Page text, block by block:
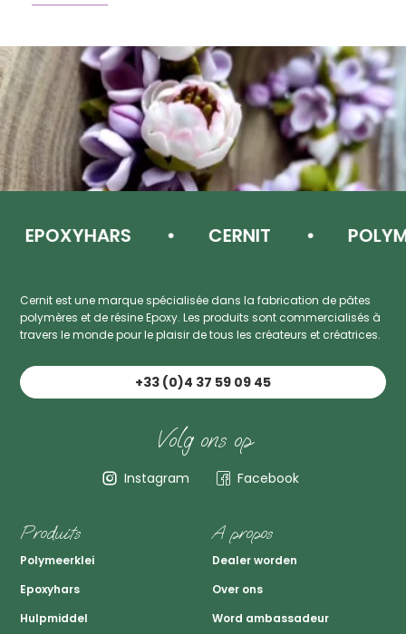
CERNIT
Cernit est une marque spécialisée dans la fabrication de pâtes
polymères et de résine Epoxy. Les produits sont commercialisés à
travers le monde pour le plaisir de tous les créateurs et créatrices.
+33 (0)4 37 59 09 45
Volg ons op
Instagram Facebook
Produits
Polymeerklei
Epoxyhars
Hulpmiddel
A propos
Dealer worden
Over ons
Word ambassadeur